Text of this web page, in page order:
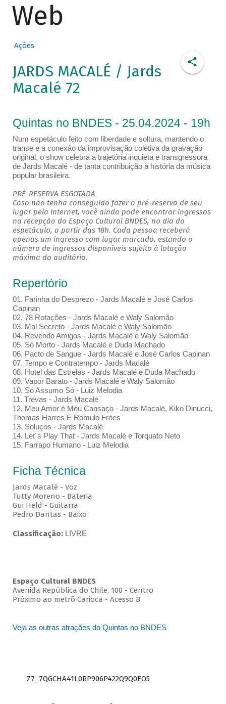
Web
Ações
JARDS MACALÉ / Jards
Macalé 72
Quintas no BNDES - 25.04.2024 - 19h
Num espetáculo feito com liberdade e soltura, mantendo o
transe e a conexão da improvisação coletiva da gravação
original, o show celebra a trajetória inquieta e transgressora
de Jards Macalé - de tanta contribuição à história da música
popular brasileira.
PRÉ-RESERVA ESGOTADA
Caso não tenha conseguido fazer a pré-reserva de seu
lugar pela internet, você ainda pode encontrar ingressos
na recepção do Espaço Cultural BNDES, no dia do
espetáculo, a partir das 18h. Cada pessoa receberá
apenas um ingresso com lugar marcado, estando o
número de ingressos disponíveis sujeito à lotação
máxima do auditório.
Repertório
01. Farinha do Desprezo - Jards Macalé e José Carlos
Capinan
02. 78 Rotações - Jards Macalé e Waly Salomão
03. Mal Secreto - Jards Macalé e Waly Salomão
04. Revendo Amigos - Jards Macalé e Waly Salomão
05. Só Morto - Jards Macalé e Duda Machado
06. Pacto de Sangue - Jards Macalé e José Carlos Capinan
07. Tempo e Contratempo - Jards Macalé
08. Hotel das Estrelas - Jards Macalé e Duda Machado
09. Vapor Barato - Jards Macalé e Waly Salomão
10. Só Assumo Só - Luiz Melodia
11. Trevas - Jards Macalé
12. Meu Amor é Meu Cansaço - Jards Macalé, Kiko Dinucci,
Thomas Harres E Romulo Fróes
13. Soluços - Jards Macalé
14. Let´s Play That - Jards Macalé e Torquato Neto
15. Farrapo Humano - Luiz Melodia
Ficha Técnica
Jards Macalé - Voz
Tutty Moreno - Bateria
Gui Held - Guitarra
Pedro Dantas - Baixo
Classificação: LIVRE
Espaço Cultural BNDES
Avenida República do Chile, 100 - Centro
Próximo ao metrô Carioca - Acesso B
Veja as outras atrações do Quintas no BNDES
Z7_7QGCHA41L0RP906P422Q9Q0EO5